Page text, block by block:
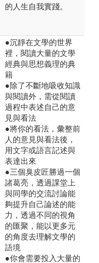
的人生自我實踐。
●沉靜在文學的世界
裡，閱讀大量的文學
經典與思想義理的典
籍
●除了不斷地吸收知識
與閱讀外，需從閱讀
過程中表述自己的意
見與看法
●將你的看法，彙整前
人的意見與看法後，
用文字或語言記述與
表達出來
●三個臭皮匠勝過一個
諸葛亮，透過課堂上
與同學的交流討論能
夠提升自己論述的能
力，透過不同的視角
的匯聚，能以更多元
的角度去理解文學的
語境
●你會需要投入大量的